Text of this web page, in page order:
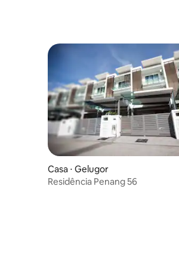
Casa ⋅ Gelugor
Residência Penang 56